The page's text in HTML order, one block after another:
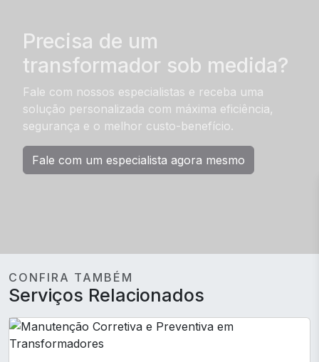
Precisa de um
transformador sob medida?
Fale com nossos especialistas e receba uma
solução personalizada com máxima eficiência,
segurança e o melhor custo-benefício.
Fale com um especialista agora mesmo
CONFIRA TAMBÉM
Serviços Relacionados